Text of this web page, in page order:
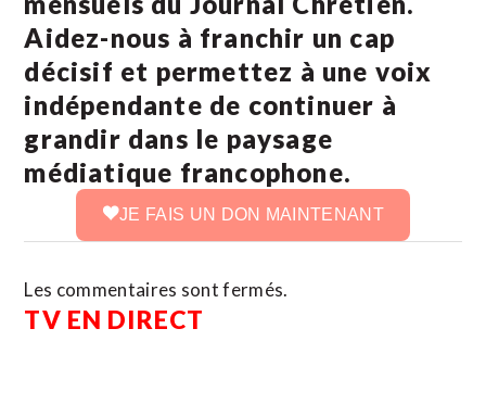
Aidez-nous à franchir un cap
décisif et permettez à une voix
indépendante de continuer à
grandir dans le paysage
médiatique francophone.
JE FAIS UN DON MAINTENANT
Les commentaires sont fermés.
TV EN DIRECT